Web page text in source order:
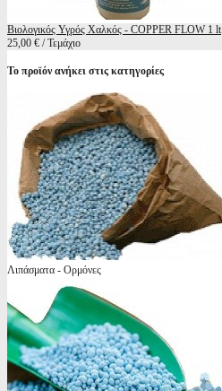
Βιολογικός Υγρός Χαλκός - COPPER FLOW 1 lt
25,00 € / Τεμάχιο
Το προϊόν ανήκει στις κατηγορίες
Λιπάσματα - Ορμόνες